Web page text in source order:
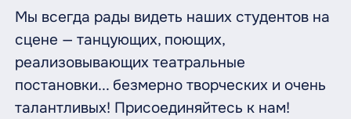
Мы всегда рады видеть наших студентов на
сцене — танцующих, поющих,
реализовывающих театральные
постановки... безмерно творческих и очень
талантливых! Присоединяйтесь к нам!